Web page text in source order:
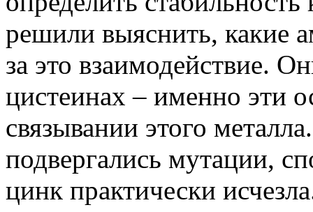
решили выяснить, какие
за это взаимодействие.
цистеинах – именно эти
связывании этого
подвергались мутации,
цинк практически